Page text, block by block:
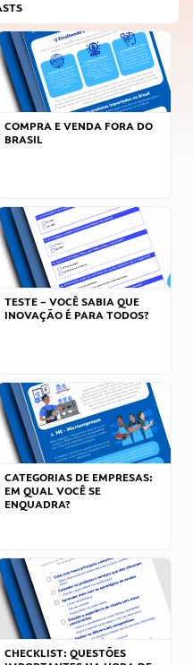
COMPRA E VENDA FORA DO
BRASIL
TESTE – VOCÊ SABIA QUE
INOVAÇÃO É PARA TODOS?
CATEGORIAS DE EMPRESAS:
EM QUAL VOCÊ SE
ENQUADRA?
CHECKLIST: QUESTÕES